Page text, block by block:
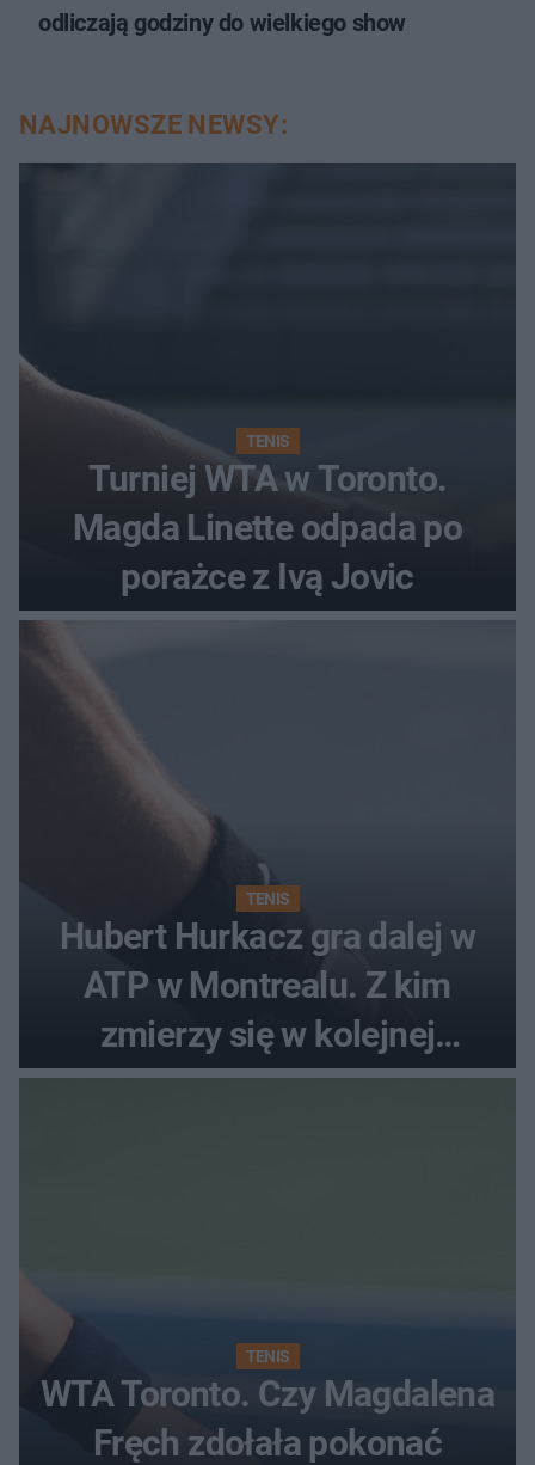
odliczają godziny do wielkiego show
NAJNOWSZE NEWSY:
TENIS
Turniej WTA w Toronto.
Magda Linette odpada po
porażce z Ivą Jovic
TENIS
Hubert Hurkacz gra dalej w
ATP w Montrealu. Z kim
zmierzy się w kolejnej
rundzie?
TENIS
WTA Toronto. Czy Magdalena
Fręch zdołała pokonać